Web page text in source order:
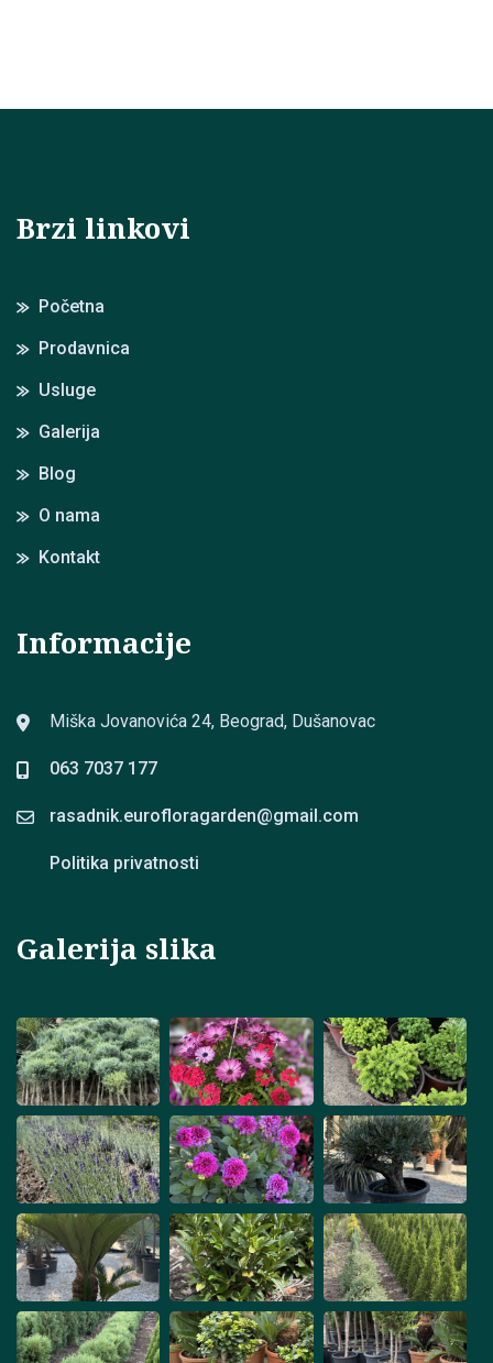
Brzi linkovi
Početna
Prodavnica
Usluge
Galerija
Blog
O nama
Kontakt
Informacije
Miška Jovanovića 24, Beograd, Dušanovac
063 7037 177
rasadnik.eurofloragarden@gmail.com
Politika privatnosti
Galerija slika